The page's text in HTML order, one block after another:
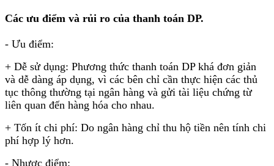
Các ưu điểm và rủi ro của thanh toán DP.
- Ưu điểm:
+ Dễ sử dụng: Phương thức thanh toán DP khá đơn giản
và dễ dàng áp dụng, vì các bên chỉ cần thực hiện các thủ
tục thông thường tại ngân hàng và gửi tài liệu chứng từ
liên quan đến hàng hóa cho nhau.
+ Tốn ít chi phí: Do ngân hàng chỉ thu hộ tiền nên tính chi
phí hợp lý hơn.
- Nhược điểm: